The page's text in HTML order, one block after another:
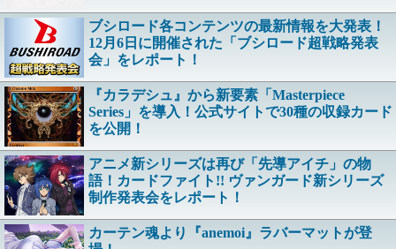
ブシロード各コンテンツの最新情報を大発表！
12月6日に開催された「ブシロード超戦略発表
会」をレポート！
『カラデシュ』から新要素「Masterpiece
Series」を導入！公式サイトで30種の収録カード
を公開！
アニメ新シリーズは再び「先導アイチ」の物
語！カードファイト!! ヴァンガード新シリーズ
制作発表会をレポート！
カーテン魂より『anemoi』ラバーマットが登